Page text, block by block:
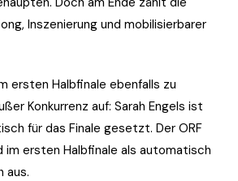
Inszenierung und mobilisierbarer
ersten Halbfinale ebenfalls zu
Konkurrenz auf: Sarah Engels ist
für das Finale gesetzt. Der ORF
im ersten Halbfinale als automatisch
aus.